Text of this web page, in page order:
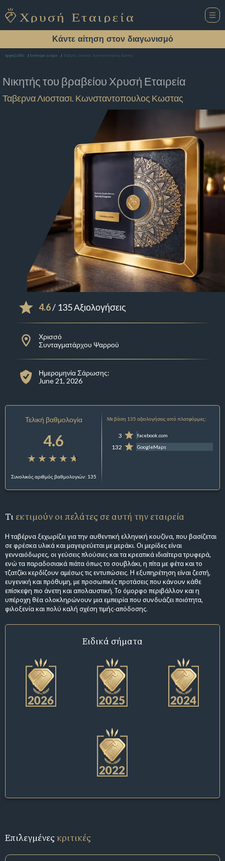
Κάντε αίτηση στον διαγωνισμό
Αρχική Σελίδα Εστιατόριο Δελφοι Ταβερνα Λιοστασι. Κωνσταντοπουλος Κωστας
Νικητής του βραβείου Χρυσή Εταιρεία
Ταβερνα Λιοστασι. Κωνσταντοπουλος Κωστας
4.6/ 135 Αξιολογήσεις
Χρισσό
Συνταγματάρχου Ψαρρού
Ημερομηνία Σάρωσης:
June 21, 2026
Τελική βαθμολογία
4.6
Συνολικός αριθμός βαθμολογιών: 135
Με βάση 135 αξιολογήσεις από πλατφόρμες:
3 facebook.com
132 GoogleMaps
Τι εκτιμούν οι πελάτες σε αυτή την εταιρεία
Η ταβέρνα ξεχωρίζει για την αυθεντική ελληνική κουζίνα, που βασίζεται
σε φρέσκα υλικά και μαγειρεύεται με μεράκι. Οι μερίδες είναι
γενναιόδωρες, οι γεύσεις πλούσιες και τα κρεατικά ιδιαίτερα τρυφερά,
ενώ τα παραδοσιακά πιάτα όπως το σουβλάκι, η πίτα με φέτα και το
τζατζίκι κερδίζουν αμέσως τις εντυπώσεις. Η εξυπηρέτηση είναι ζεστή,
ευγενική και πρόθυμη, με προσωπικές προτάσεις που κάνουν κάθε
επίσκεψη πιο άνετη και απολαυστική. Το όμορφο περιβάλλον και η
υπέροχη θέα ολοκληρώνουν μια εμπειρία που συνδυάζει ποιότητα,
φιλοξενία και πολύ καλή σχέση τιμής-απόδοσης.
Ειδικά σήματα
Επιλεγμένεςκριτικές